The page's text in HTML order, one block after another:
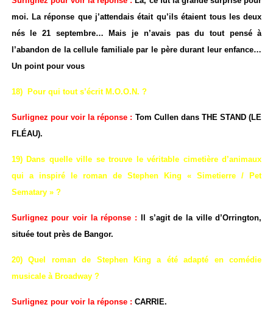
moi. La réponse que j’attendais était qu’ils étaient tous les deux
nés le 21 septembre… Mais je n’avais pas du tout pensé à
l’abandon de la cellule familiale par le père durant leur enfance…
Un point pour vous
18) Pour qui tout s’écrit M.O.O.N. ?
Surlignez pour voir la réponse : Tom Cullen dans THE STAND (LE
FLÉAU).
19) Dans quelle ville se trouve le véritable cimetière d’animaux
qui a inspiré le roman de Stephen King « Simetierre / Pet
Sematary » ?
Surlignez pour voir la réponse :
Il s’agit de la ville d’Orrington,
située tout près de Bangor.
20) Quel roman de Stephen King a été adapté en comédie
musicale à Broadway ?
Surlignez pour voir la réponse : CARRIE.